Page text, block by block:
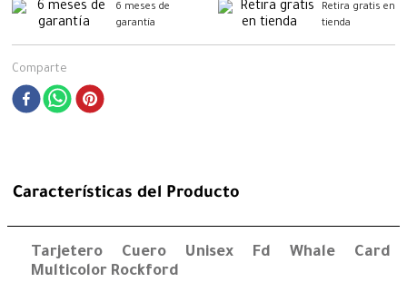
6 meses de
garantía
Retira gratis en
tienda
Comparte
Características del Producto
Tarjetero Cuero Unisex Fd Whale Card
Multicolor Rockford